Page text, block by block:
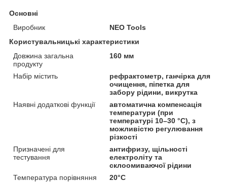
Основні
Виробник
NEO Tools
Користувальницькі характеристики
Довжина загальна
продукту
160 мм
Набір містить
рефрактометр, ганчірка для
очищення, піпетка для
забору рідини, викрутка
Наявні додаткові функції
автоматична компенсація
температури (при
температурі 10–30 °C), з
можливістю регулювання
різкості
Призначені для
тестування
антифризу, щільності
електроліту та
склоомиваючої рідини
Температура порівняння
20°C